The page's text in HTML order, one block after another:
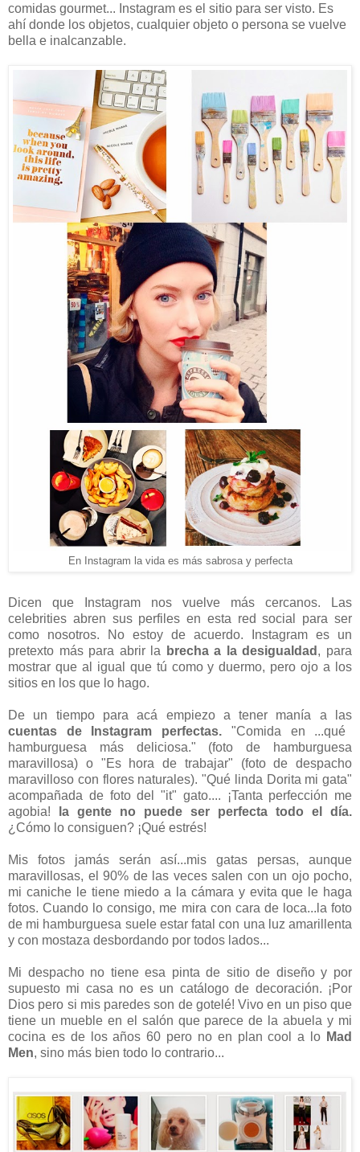
comidas gourmet... Instagram es el sitio para ser visto. Es
ahí donde los objetos, cualquier objeto o persona se vuelve
bella e inalcanzable.
En Instagram la vida es más sabrosa y perfecta
Dicen que Instagram nos vuelve más cercanos. Las
celebrities abren sus perfiles en esta red social para ser
como nosotros. No estoy de acuerdo. Instagram es un
pretexto más para abrir la
brecha a la desigualdad , para
mostrar que al igual que tú como y duermo, pero ojo a los
sitios en los que lo hago.
De un tiempo para acá empiezo a tener manía a las
cuentas de Instagram perfectas. "Comida en ...qué
hamburguesa más deliciosa." (foto de hamburguesa
maravillosa) o "Es hora de trabajar" (foto de despacho
maravilloso con flores naturales). "Qué linda Dorita mi gata"
acompañada de foto del "it" gato.... ¡Tanta perfección me
agobia!
la gente no puede ser perfecta todo el día.
¿Cómo lo consiguen? ¡Qué estrés!
Mis fotos jamás serán así...mis gatas persas, aunque
maravillosas, el 90% de las veces salen con un ojo pocho,
mi caniche le tiene miedo a la cámara y evita que le haga
fotos. Cuando lo consigo, me mira con cara de loca...la foto
de mi hamburguesa suele estar fatal con una luz amarillenta
y con mostaza desbordando por todos lados...
Mi despacho no tiene esa pinta de sitio de diseño y por
supuesto mi casa no es un catálogo de decoración. ¡Por
Dios pero si mis paredes son de gotelé! Vivo en un piso que
tiene un mueble en el salón que parece de la abuela y mi
cocina es de los años 60 pero no en plan cool a lo Mad
Men, sino más bien todo lo contrario...